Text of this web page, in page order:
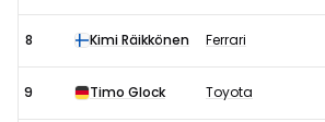
8 Kimi Räikkönen Ferrari
9 Timo Glock Toyota